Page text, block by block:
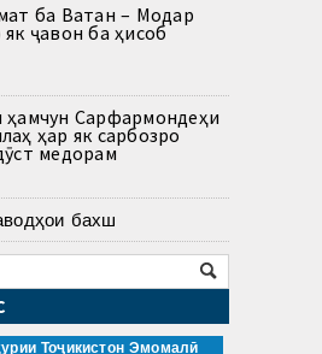
ба Ватан – Модар
ҷавон ба ҳисоб
Сарфармондеҳи
ҳар як сарбозро
медорам
бахш
Тоҷикистон Эмомалӣ